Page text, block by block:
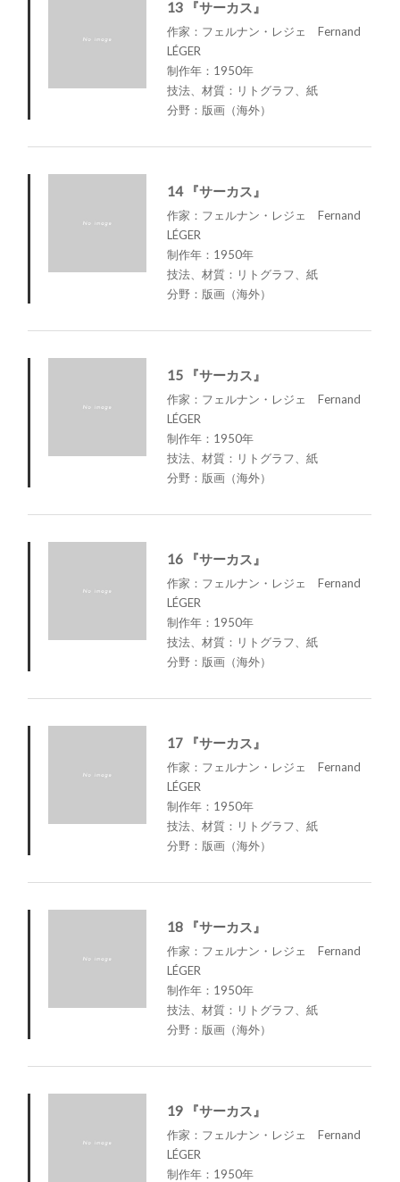
13 『サーカス』
作家：フェルナン・レジェ Fernand
LÉGER
制作年：1950年
技法、材質：リトグラフ、紙
分野：版画（海外）
14 『サーカス』
作家：フェルナン・レジェ Fernand
LÉGER
制作年：1950年
技法、材質：リトグラフ、紙
分野：版画（海外）
15 『サーカス』
作家：フェルナン・レジェ Fernand
LÉGER
制作年：1950年
技法、材質：リトグラフ、紙
分野：版画（海外）
16 『サーカス』
作家：フェルナン・レジェ Fernand
LÉGER
制作年：1950年
技法、材質：リトグラフ、紙
分野：版画（海外）
17 『サーカス』
作家：フェルナン・レジェ Fernand
LÉGER
制作年：1950年
技法、材質：リトグラフ、紙
分野：版画（海外）
18 『サーカス』
作家：フェルナン・レジェ Fernand
LÉGER
制作年：1950年
技法、材質：リトグラフ、紙
分野：版画（海外）
19 『サーカス』
作家：フェルナン・レジェ Fernand
LÉGER
制作年：1950年